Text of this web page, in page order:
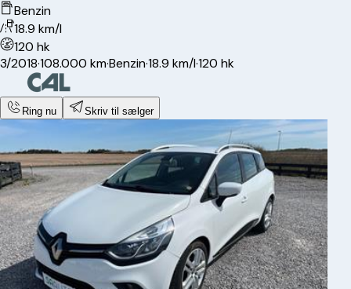
Benzin
18.9 km/l
120 hk
3/2018·108.000 km·Benzin·18.9 km/l·120 hk
Ring nu Skriv til sælger